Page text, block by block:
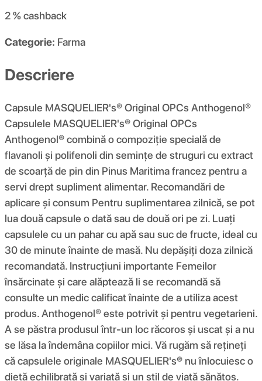
2 %cashback
Categorie: Farma
Descriere
Capsule MASQUELIER's® Original OPCs Anthogenol®
Capsulele MASQUELIER's® Original OPCs
Anthogenol® combină o compoziție specială de
flavanoli și polifenoli din semințe de struguri cu extract
de scoarță de pin din Pinus Maritima francez pentru a
servi drept supliment alimentar. Recomandări de
aplicare și consum Pentru suplimentarea zilnică, se pot
lua două capsule o dată sau de două ori pe zi. Luați
capsulele cu un pahar cu apă sau suc de fructe, ideal cu
30 de minute înainte de masă. Nu depășiți doza zilnică
recomandată. Instrucțiuni importante Femeilor
însărcinate și care alăptează li se recomandă să
consulte un medic calificat înainte de a utiliza acest
produs. Anthogenol® este potrivit și pentru vegetarieni.
A se păstra produsul într-un loc răcoros și uscat și a nu
se lăsa la îndemâna copiilor mici. Vă rugăm să rețineți
că capsulele originale MASQUELIER's® nu înlocuiesc o
dietă echilibrată și variată și un stil de viață sănătos.